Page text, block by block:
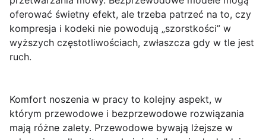
oferować świetny efekt, ale trzeba patrzeć na to, czy
kompresja i kodeki nie powodują „szorstkości” w
wyższych częstotliwościach, zwłaszcza gdy w tle jest
ruch.
Komfort noszenia w pracy to kolejny aspekt, w
którym przewodowe i bezprzewodowe rozwiązania
mają różne zalety. Przewodowe bywają lżejsze w